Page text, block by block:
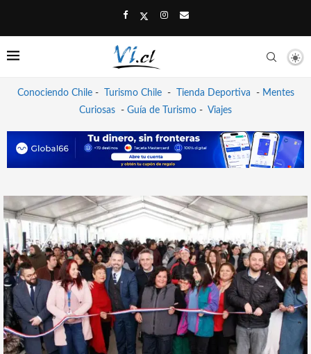
Conociendo Chile- Turismo Chile- Tienda Deportiva - Mentes
Curiosas - Guía de Turismo - Viajes